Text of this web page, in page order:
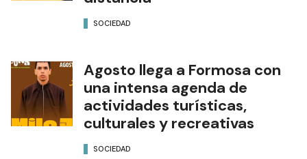
SOCIEDAD
Agosto llega a Formosa con
una intensa agenda de
actividades turísticas,
culturales y recreativas
SOCIEDAD